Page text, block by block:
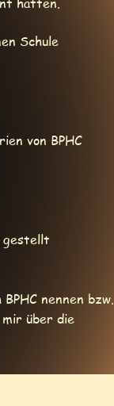
Schule
von BPHC
gestellt
nennen bzw.
über die